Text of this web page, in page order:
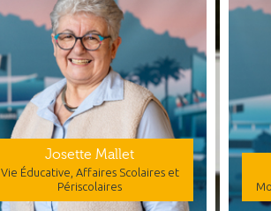
Josette Mallet
Vie Éducative, Affaires Scolaires et
Périscolaires